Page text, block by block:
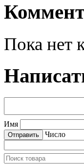
Пока нет
Имя
Число